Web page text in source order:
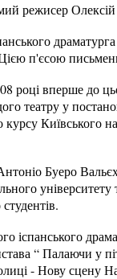
режисер
п'єсою
році вперше до
театру у
Київського
Буеро
іспанського
“ Палаючи у
- Нову сцену